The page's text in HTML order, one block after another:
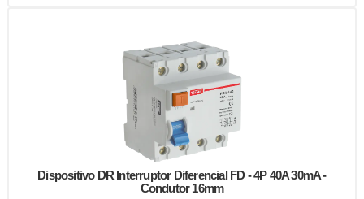
Dispositivo DR Interruptor Diferencial FD - 4P 40A 30mA -
Condutor 16mm